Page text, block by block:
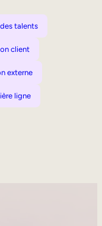
talents
client
externe
ligne